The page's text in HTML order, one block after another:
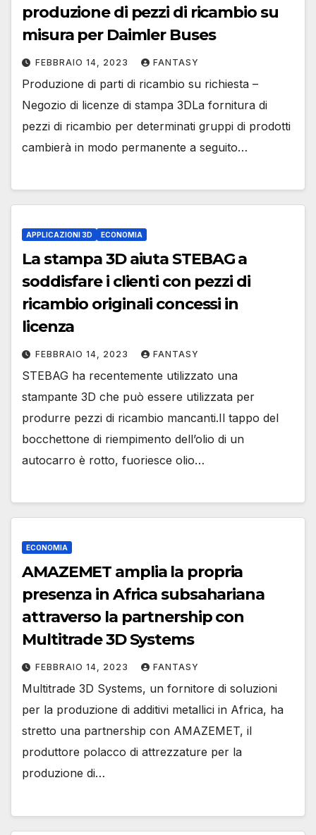
produzione di pezzi di ricambio su
misura per Daimler Buses
FEBBRAIO 14, 2023 FANTASY
Produzione di parti di ricambio su richiesta –
Negozio di licenze di stampa 3DLa fornitura di
pezzi di ricambio per determinati gruppi di prodotti
cambierà in modo permanente a seguito…
APPLICAZIONI 3D ECONOMIA
La stampa 3D aiuta STEBAG a
soddisfare i clienti con pezzi di
ricambio originali concessi in
licenza
FEBBRAIO 14, 2023 FANTASY
STEBAG ha recentemente utilizzato una
stampante 3D che può essere utilizzata per
produrre pezzi di ricambio mancanti.Il tappo del
bocchettone di riempimento dell’olio di un
autocarro è rotto, fuoriesce olio…
ECONOMIA
AMAZEMET amplia la propria
presenza in Africa subsahariana
attraverso la partnership con
Multitrade 3D Systems
FEBBRAIO 14, 2023 FANTASY
Multitrade 3D Systems, un fornitore di soluzioni
per la produzione di additivi metallici in Africa, ha
stretto una partnership con AMAZEMET, il
produttore polacco di attrezzature per la
produzione di…